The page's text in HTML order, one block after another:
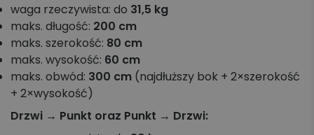
waga rzeczywista: do 31,5 kg
maks. długość: 200 cm
maks. szerokość: 80 cm
maks. wysokość: 60 cm
maks. obwód: 300 cm (najdłuższy bok + 2×szerokość
+ 2×wysokość)
Drzwi → Punkt oraz Punkt → Drzwi: